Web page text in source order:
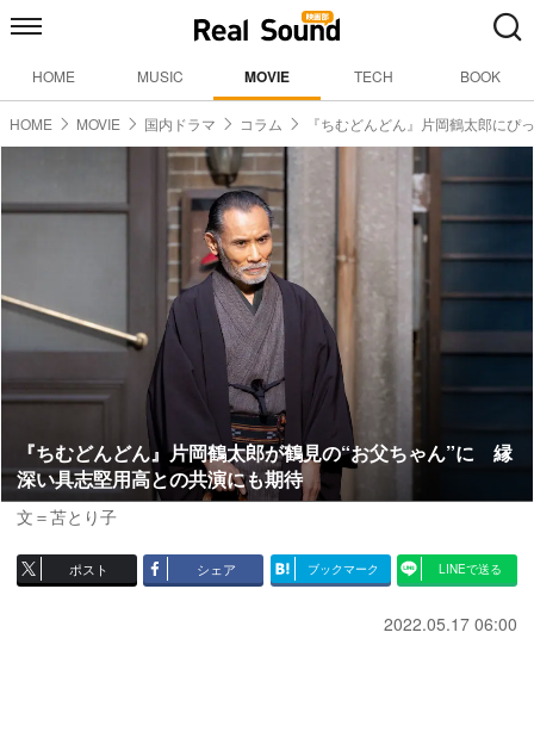
HOME MUSIC MOVIE TECH BOOK
HOME MOVIE 国内ドラマ コラム 『ちむどんどん』片岡鶴太郎にぴ
『ちむどんどん』片岡鶴太郎が鶴見の“お父ちゃん”に 縁
深い具志堅用高との共演にも期待
文＝苫とり子
ポスト シェア ブックマーク LINEで送る
2022.05.17 06:00